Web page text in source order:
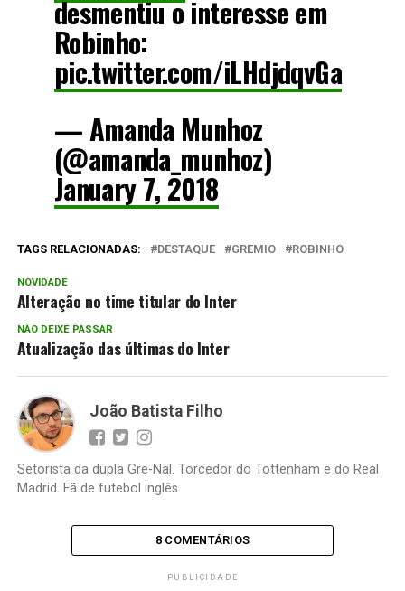
desmentiu o interesse em
Robinho:
pic.twitter.com/iLHdjdqvGa
— Amanda Munhoz
(@amanda_munhoz)
January 7, 2018
TAGS RELACIONADAS: DESTAQUE GREMIO ROBINHO
NOVIDADE
Alteração no time titular do Inter
NÃO DEIXE PASSAR
Atualização das últimas do Inter
João Batista Filho
Setorista da dupla Gre-Nal. Torcedor do Tottenham e do Real
Madrid. Fã de futebol inglês.
8 COMENTÁRIOS
PUBLICIDADE